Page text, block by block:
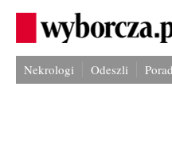
Nekrologi Odeszli